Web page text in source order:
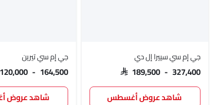
جي إم سي سييرا إل دي
SAR 189,500 - 327,400
شاهد عروض أغسطس
جي إم سي تيرين
120,000 - 164,500
شاهد عروض